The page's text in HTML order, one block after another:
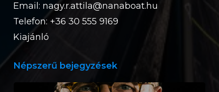
Email: nagy.r.attila@nanaboat.hu
Telefon: +36 30 555 9169
Kiajánló
Népszerű bejegyzések